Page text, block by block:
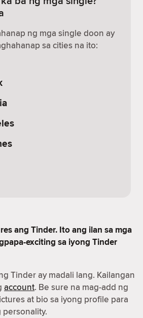
ng mga single doon ay
sa cities na ito:
ang Tinder. Ito ang ilan sa mga
exciting sa iyong Tinder
Tinder ay madali lang. Kailangan
account. Be sure na mag-add ng
at bio sa iyong profile para